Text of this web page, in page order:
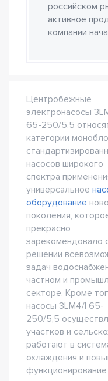
российском
активное
компании
Центробежные
электронасосы
65-250/5,5
категории
насосов широкого
спектра
универсальное
оборудование
поколения,
прекрасно
зарекомендовало
решении
задач
частном и
секторе. Кроме
насосы 3LM4/I 65-
250/5,5
участков и
работают в
охлаждения и